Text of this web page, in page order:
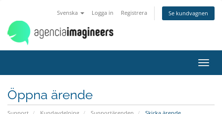
Svenska Logga in Registrera Se kundvagnen
Öppna ärende